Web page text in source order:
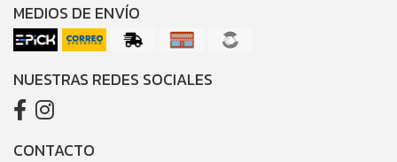
MEDIOS DE ENVÍO
NUESTRAS REDES SOCIALES
CONTACTO